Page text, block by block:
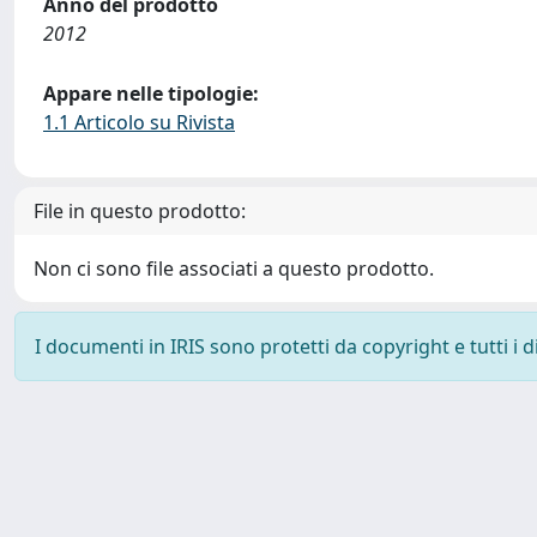
2012
Appare nelle tipologie:
1.1 Articolo su Rivista
File in questo prodotto:
Non ci sono file associati a questo prodotto.
I documenti in IRIS sono protetti da copyright e tutti i